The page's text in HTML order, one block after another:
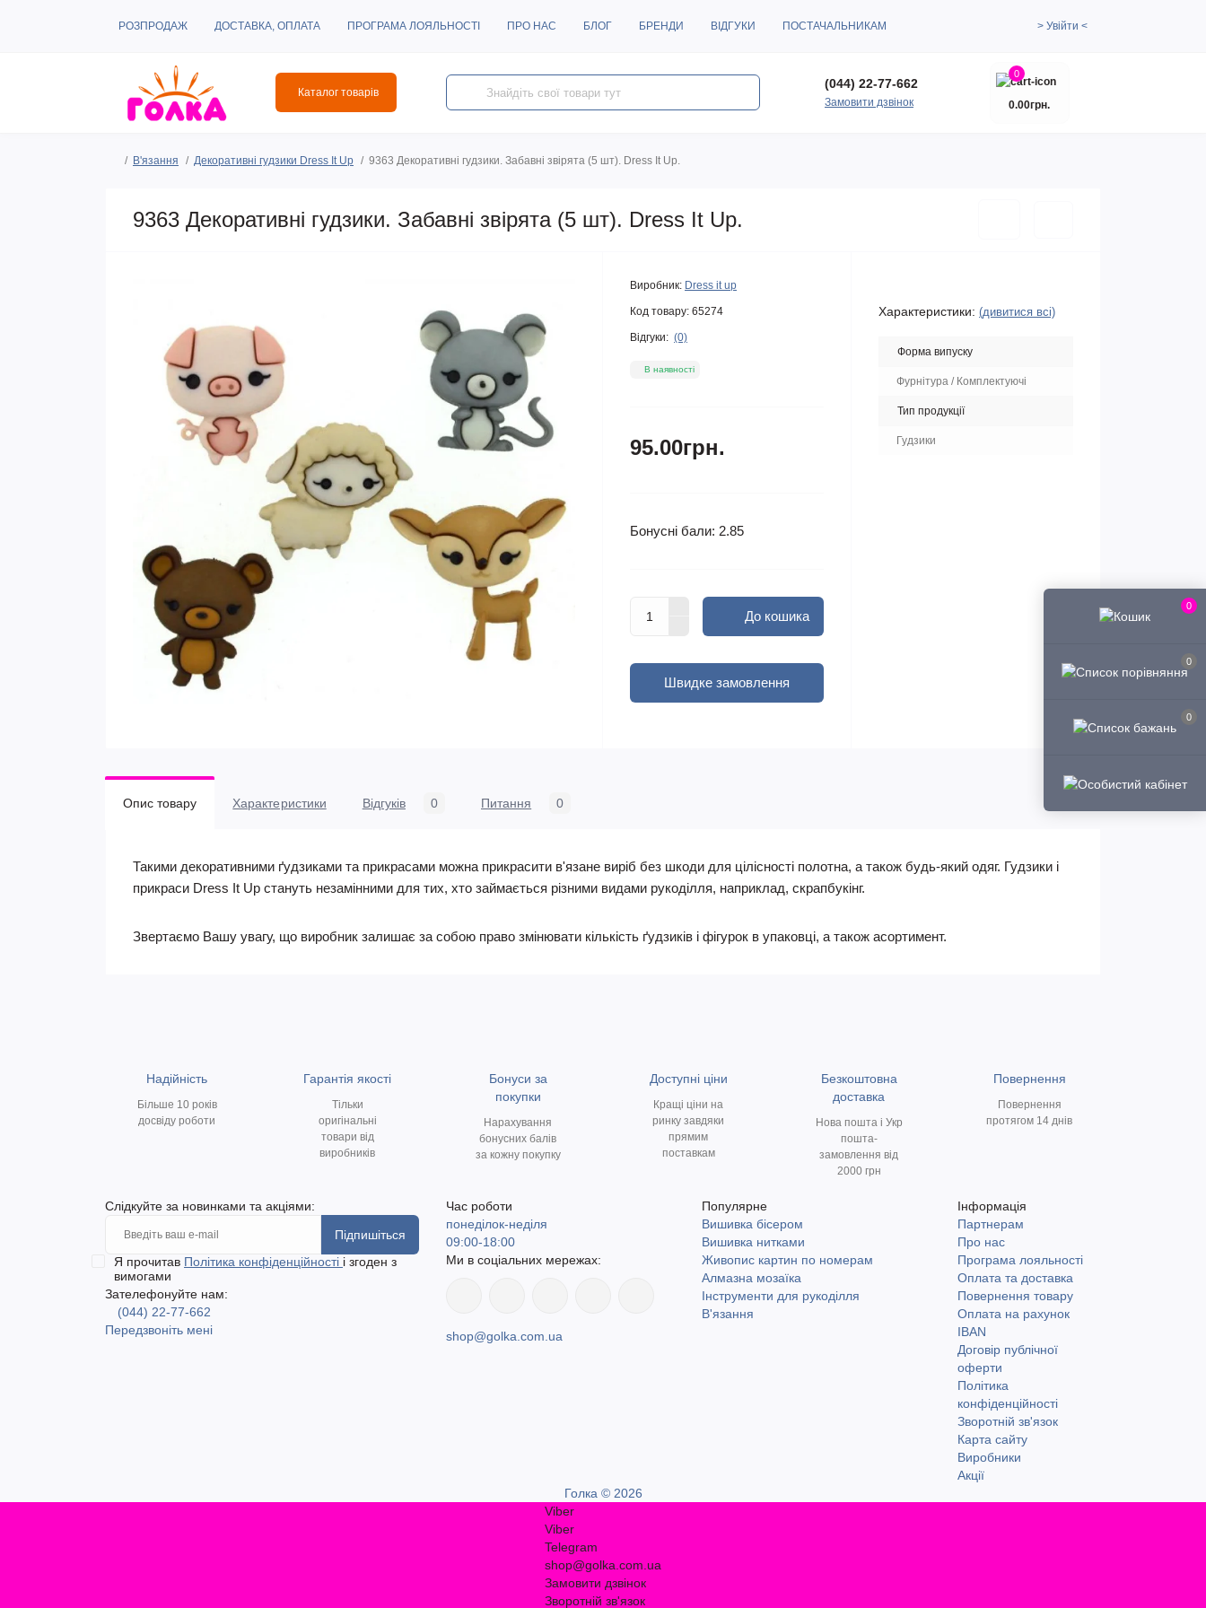
0
0
0
РОЗПРОДАЖ ДОСТАВКА, ОПЛАТА ПРОГРАМА ЛОЯЛЬНОСТІ ПРО НАС БЛОГ БРЕНДИ ВІДГУКИ ПОСТАЧАЛЬНИКАМ > Увійти <
Каталог товарів
(044) 22-77-662
Замовити дзвінок
0
0.00грн.
В'язання Декоративні гудзики Dress It Up 9363 Декоративні гудзики. Забавні звірята (5 шт). Dress It Up.
9363 Декоративні гудзики. Забавні звірята (5 шт). Dress It Up.
Виробник: Dress it up
Код товару: 65274
Відгуки: (0)
В наявності
95.00грн.
Бонусні бали: 2.85
До кошика
Швидке замовлення
Характеристики: (дивитися всі)
Форма випуску
Фурнітура / Комплектуючі
Тип продукції
Гудзики
Опис товару Характеристики Відгуків 0 Питання 0
Такими декоративними ґудзиками та прикрасами можна прикрасити в'язане виріб без шкоди для цілісності полотна, а також будь-який одяг. Гудзики і
прикраси Dress It Up стануть незамінними для тих, хто займається різними видами рукоділля, наприклад, скрапбукінг.
Звертаємо Вашу увагу, що виробник залишає за собою право змінювати кількість ґудзиків і фігурок в упаковці, а також асортимент.
Надійність
Більше 10 років
досвіду роботи
Гарантія якості
Тільки
оригінальні
товари від
виробників
Бонуси за
покупки
Нарахування
бонусних балів
за кожну покупку
Доступні ціни
Кращі ціни на
ринку завдяки
прямим
поставкам
Безкоштовна
доставка
Нова пошта і Укр
пошта-
замовлення від
2000 грн
Повернення
Повернення
протягом 14 днів
Слідкуйте за новинками та акціями:
Підпишіться
Я прочитав Політика конфіденційності і згоден з
вимогами
Зателефонуйте нам:
(044) 22-77-662
Передзвоніть мені
Час роботи
понеділок-неділя
09:00-18:00
Ми в соціальних мережах:
shop@golka.com.ua
Популярне
Вишивка бісером
Вишивка нитками
Живопис картин по номерам
Алмазна мозаїка
Інструменти для рукоділля
В'язання
Інформація
Партнерам
Про нас
Програма лояльності
Оплата та доставка
Повернення товару
Оплата на рахунок
IBAN
Договір публічної
оферти
Політика
конфіденційності
Зворотній зв'язок
Карта сайту
Виробники
Акції
Голка © 2026
Viber
Viber
Telegram
shop@golka.com.ua
Замовити дзвінок
Зворотній зв'язок